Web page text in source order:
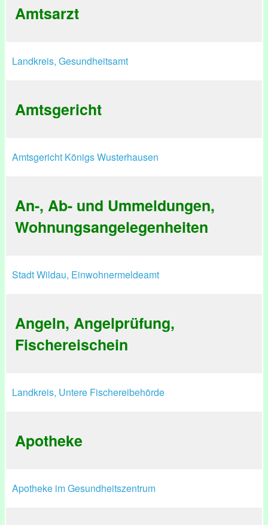
Amtsarzt
Landkreis, Gesundheitsamt
Amtsgericht
Amtsgericht Königs Wusterhausen
An-, Ab- und Ummeldungen,
Wohnungsangelegenheiten
Stadt Wildau, Einwohnermeldeamt
Angeln, Angelprüfung,
Fischereischein
Landkreis, Untere Fischereibehörde
Apotheke
Apotheke im Gesundheitszentrum